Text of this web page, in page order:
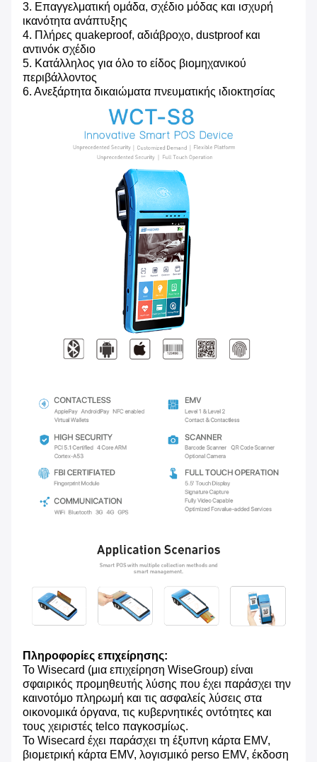
3. Επαγγελματική ομάδα, σχέδιο μόδας και ισχυρή
ικανότητα ανάπτυξης
4. Πλήρες quakeproof, αδιάβροχο, dustproof και
αντινόκ σχέδιο
5. Κατάλληλος για όλο το είδος βιομηχανικού
περιβάλλοντος
6. Ανεξάρτητα δικαιώματα πνευματικής ιδιοκτησίας
Πληροφορίες επιχείρησης:
Το Wisecard (μια επιχείρηση WiseGroup) είναι
σφαιρικός προμηθευτής λύσης που έχει παράσχει την
καινοτόμο πληρωμή και τις ασφαλείς λύσεις στα
οικονομικά όργανα, τις κυβερνητικές οντότητες και
τους χειριστές telco παγκοσμίως.
Το Wisecard έχει παράσχει τη έξυπνη κάρτα EMV,
βιομετρική κάρτα EMV, λογισμικό perso EMV, έκδοση